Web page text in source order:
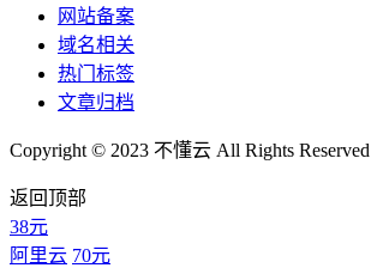
网站备案
域名相关
热门标签
文章归档
Copyright © 2023 不懂云 All Rights Reserved
返回顶部
38元
阿里云 70元